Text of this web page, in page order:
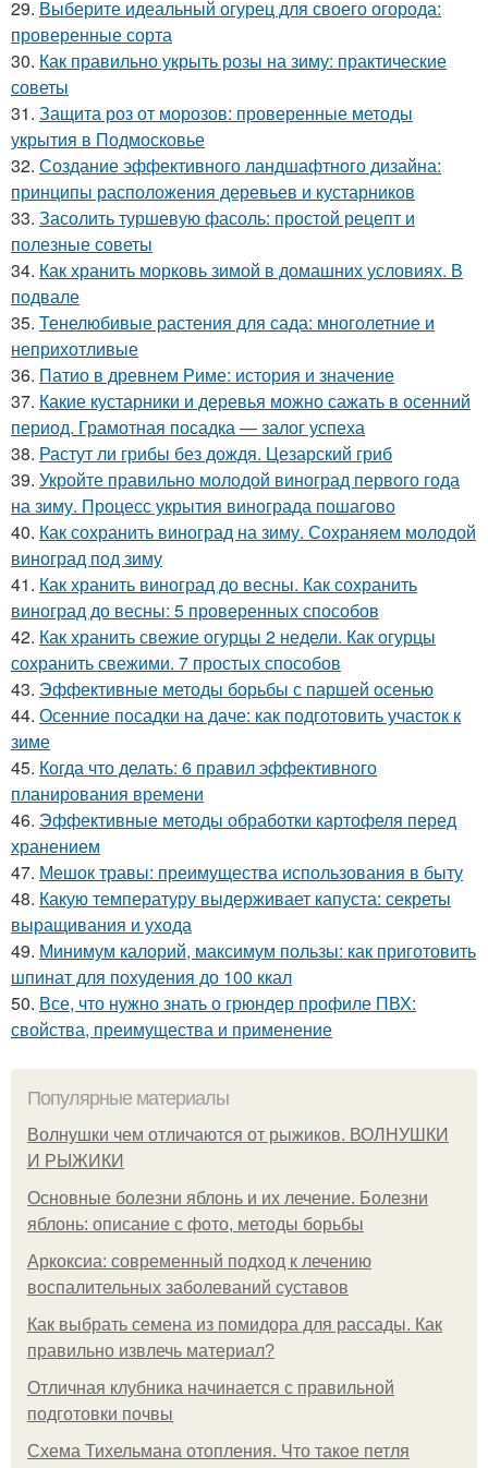
29. Выберите идеальный огурец для своего огорода:
проверенные сорта
30. Как правильно укрыть розы на зиму: практические
советы
31. Защита роз от морозов: проверенные методы
укрытия в Подмосковье
32. Создание эффективного ландшафтного дизайна:
принципы расположения деревьев и кустарников
33. Засолить туршевую фасоль: простой рецепт и
полезные советы
34. Как хранить морковь зимой в домашних условиях. В
подвале
35. Тенелюбивые растения для сада: многолетние и
неприхотливые
36. Патио в древнем Риме: история и значение
37. Какие кустарники и деревья можно сажать в осенний
период. Грамотная посадка — залог успеха
38. Растут ли грибы без дождя. Цезарский гриб
39. Укройте правильно молодой виноград первого года
на зиму. Процесс укрытия винограда пошагово
40. Как сохранить виноград на зиму. Сохраняем молодой
виноград под зиму
41. Как хранить виноград до весны. Как сохранить
виноград до весны: 5 проверенных способов
42. Как хранить свежие огурцы 2 недели. Как огурцы
сохранить свежими. 7 простых способов
43. Эффективные методы борьбы с паршей осенью
44. Осенние посадки на даче: как подготовить участок к
зиме
45. Когда что делать: 6 правил эффективного
планирования времени
46. Эффективные методы обработки картофеля перед
хранением
47. Мешок травы: преимущества использования в быту
48. Какую температуру выдерживает капуста: секреты
выращивания и ухода
49. Минимум калорий, максимум пользы: как приготовить
шпинат для похудения до 100 ккал
50. Все, что нужно знать о грюндер профиле ПВХ:
свойства, преимущества и применение
Популярные материалы
Волнушки чем отличаются от рыжиков. ВОЛНУШКИ
И РЫЖИКИ
Основные болезни яблонь и их лечение. Болезни
яблонь: описание с фото, методы борьбы
Аркоксиа: современный подход к лечению
воспалительных заболеваний суставов
Как выбрать семена из помидора для рассады. Как
правильно извлечь материал?
Отличная клубника начинается с правильной
подготовки почвы
Схема Тихельмана отопления. Что такое петля